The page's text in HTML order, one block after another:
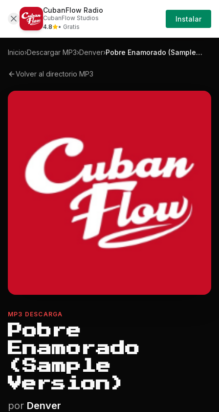
Mp3 Denver-pobre-enamorado-sample-
Iniciar
Sesión
Inicio›Descargar MP3›Denver› Pobre Enamorado (Sample Version)
Volver al directorio MP3
MP3 DESCARGA
Pobre
Enamorado
(Sample
Version)
por Denver
CubanFlow Radio
CubanFlow Studios
4.8
• Gratis
Instalar